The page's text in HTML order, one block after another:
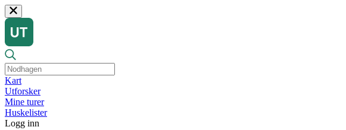
Kart
Utforsker
Mine turer
Huskelister
Logg inn